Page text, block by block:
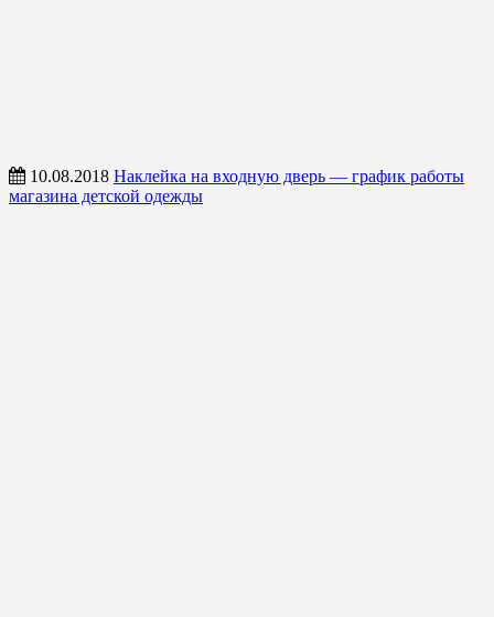
10.08.2018 Наклейка на входную дверь — график работы
магазина детской одежды